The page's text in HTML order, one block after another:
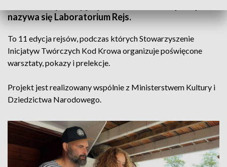
nazywa się Laboratorium Rejs.
To 11 edycja rejsów, podczas których Stowarzyszenie
Inicjatyw Twórczych Kod Krowa organizuje poświęcone
warsztaty, pokazy i prelekcje.
Projekt jest realizowany wspólnie z Ministerstwem Kultury i
Dziedzictwa Narodowego.